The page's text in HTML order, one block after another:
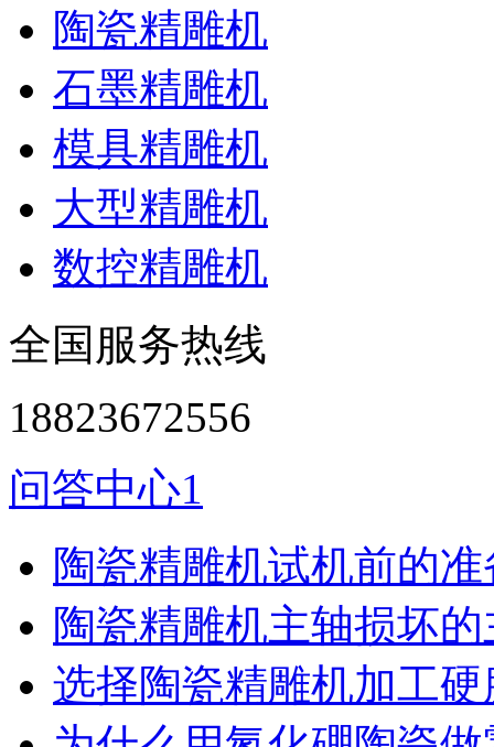
陶瓷精雕机
石墨精雕机
模具精雕机
大型精雕机
数控精雕机
全国服务热线
18823672556
问答中心1
陶瓷精雕机试机前的
陶瓷精雕机主轴损坏
选择陶瓷精雕机加工